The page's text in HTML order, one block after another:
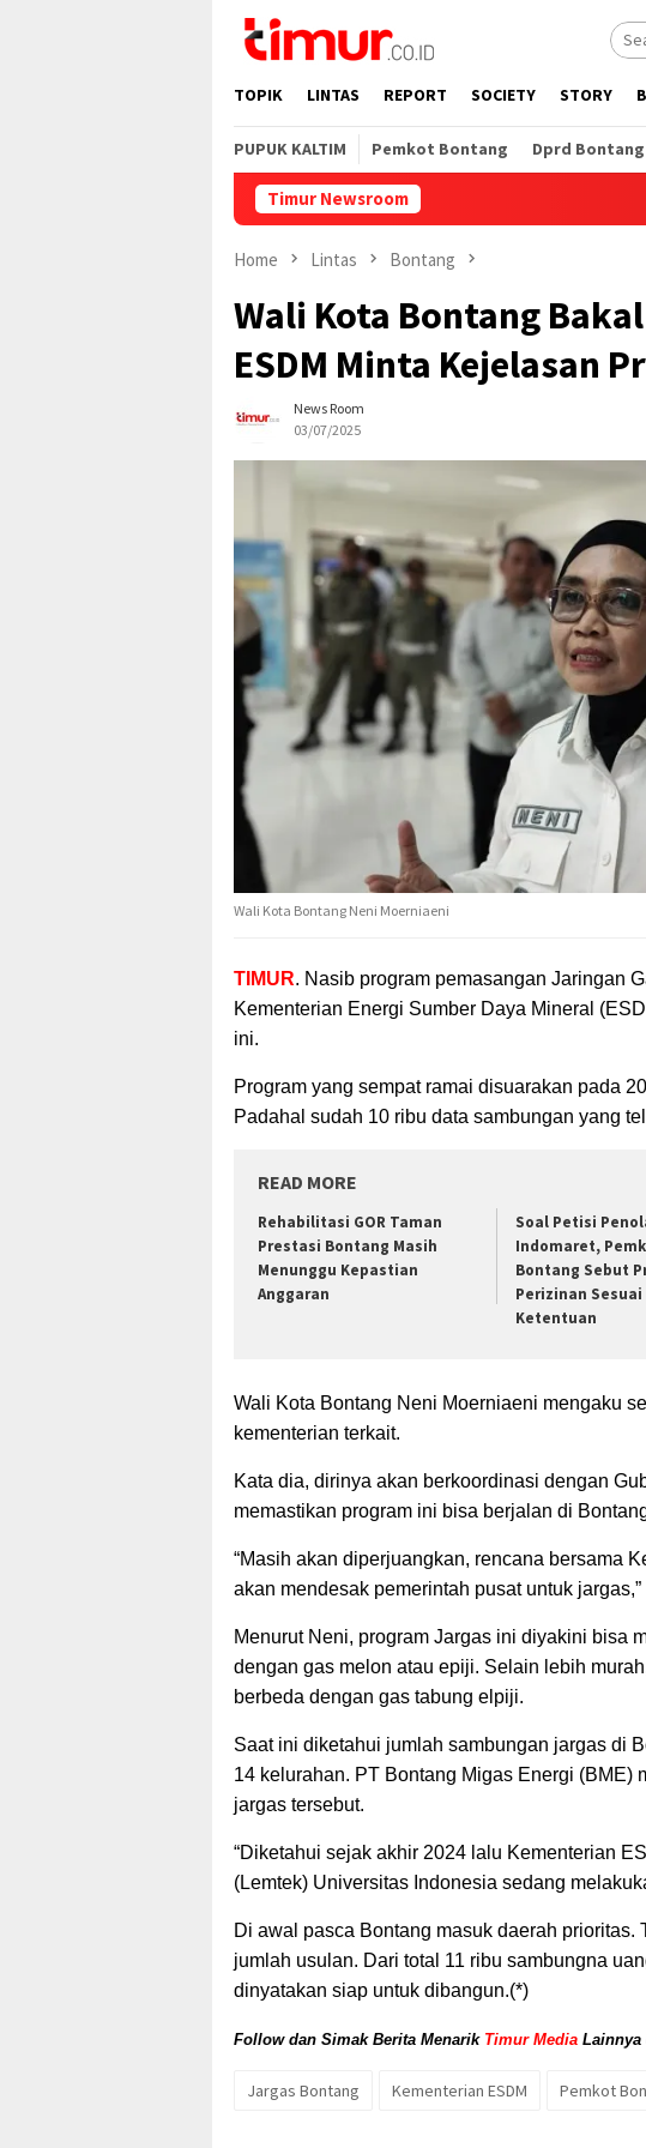
content
TOPIK LINTAS REPORT SOCIETY STORY
PUPUK KALTIM Pemkot Bontang Dprd Bontang
Timur Newsroom
Home Lintas Bontang
Wali Kota Bontang
ESDM Minta Kejelasan
News Room
03/07/2025
Wali Kota Bontang Neni Moerniaeni
TIMUR. Nasib program pemasangan Jaringan
Kementerian Energi Sumber Daya Mineral
ini.
Program yang sempat ramai disuarakan pada
Padahal sudah 10 ribu data sambungan yang
READ MORE
Rehabilitasi GOR Taman
Prestasi Bontang Masih
Menunggu Kepastian
Anggaran
Soal Petisi
Indomaret,
Bontang Sebut
Perizinan Sesuai
Ketentuan
Wali Kota Bontang Neni Moerniaeni mengaku
kementerian terkait.
Kata dia, dirinya akan berkoordinasi dengan
memastikan program ini bisa berjalan di
“Masih akan diperjuangkan, rencana bersama
akan mendesak pemerintah pusat untuk
Menurut Neni, program Jargas ini diyakini bisa
dengan gas melon atau epiji. Selain lebih
berbeda dengan gas tabung elpiji.
Saat ini diketahui jumlah sambungan jargas di
14 kelurahan. PT Bontang Migas Energi (BME)
jargas tersebut.
“Diketahui sejak akhir 2024 lalu Kementerian
(Lemtek) Universitas Indonesia sedang
Di awal pasca Bontang masuk daerah prioritas.
jumlah usulan. Dari total 11 ribu sambungna
dinyatakan siap untuk dibangun.(*)
Follow dan Simak Berita Menarik Timur Media Lainnya
Jargas Bontang Kementerian ESDM Pemkot